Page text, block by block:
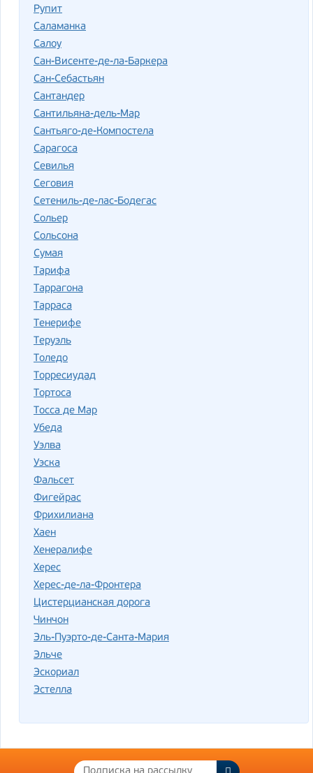
Рупит
Саламанка
Салоу
Сан-Висенте-де-ла-Баркера
Сан-Себастьян
Сантандер
Сантильяна-дель-Мар
Сантьяго-де-Компостела
Сарагоса
Севилья
Сеговия
Сетениль-де-лас-Бодегас
Сольер
Сольсона
Сумая
Тарифа
Таррагона
Тарраса
Тенерифе
Теруэль
Толедо
Торресиудад
Тортоса
Тосса де Мар
Убеда
Уэлва
Уэска
Фальсет
Фигейрас
Фрихилиана
Хаен
Хенералифе
Херес
Херес-де-ла-Фронтера
Цистерцианская дорога
Чинчон
Эль-Пуэрто-де-Санта-Мария
Эльче
Эскориал
Эстелла